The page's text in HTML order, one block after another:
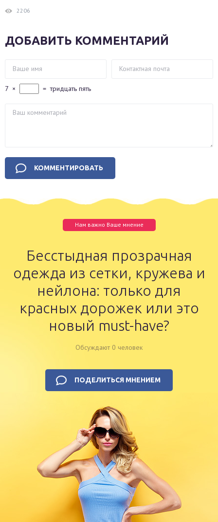
2206
ДОБАВИТЬ КОММЕНТАРИЙ
7 × = тридцать пять
Нам важно Ваше мнение
Бесстыдная прозрачная
одежда из сетки, кружева и
нейлона: только для
красных дорожек или это
новый must-have?
Обсуждают 0 человек
ПОДЕЛИТЬСЯ МНЕНИЕМ